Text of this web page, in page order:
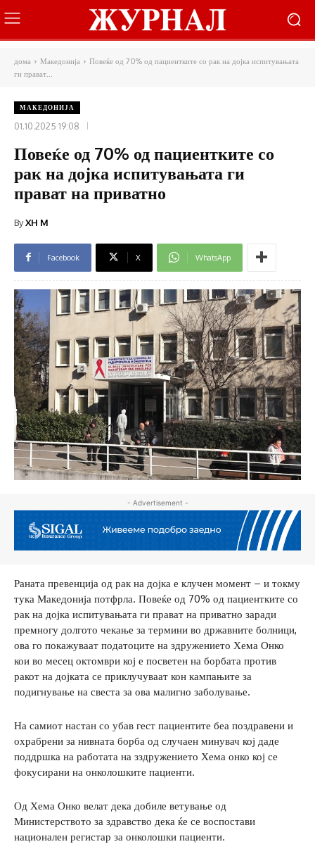
дома Македонија
Повеќе од 70% од пациентките со рак на дојка испитувањата
ги прават...
МАКЕДОНИЈА
01.10.2025 19:08
Повеќе од 70% од пациентките со
рак на дојка испитувањата ги
прават на приватно
ByXH M
Facebook X WhatsApp
- Advertisement -
Раната превенција од рак на дојка е клучен момент – и токму
тука Македонија потфрла. Повеќе од 70% од пациентките со
рак на дојка испитувањата ги прават на приватно заради
премногу долгото чекање за термини во државните болници,
ова го покажуваат податоците на здружението Хема Онко
кои во месец октомври кој е посветен на борбата против
ракот на дојката се приклучуваат кон кампањите за
подигнување на свеста за ова малигно заболување.
На самиот настан со убав гест пациентите беа поздравени и
охрабрени за нивната борба од случаен минувач кој даде
поддршка на работата на зздружението Хема онко кој се
фокусирани на онколошките пациенти.
Од Хема Онко велат дека добиле ветување од
Министерството за здравство дека ќе се воспостави
национален регистар за онколошки пациенти.